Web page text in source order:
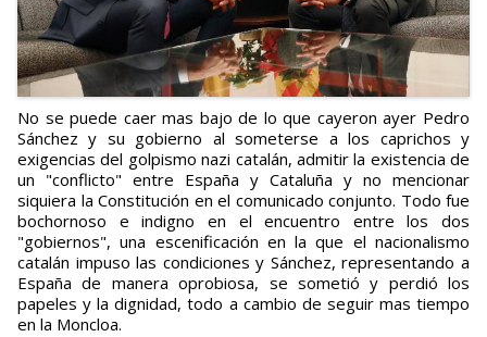
No se puede caer mas bajo de lo que cayeron ayer Pedro
Sánchez y su gobierno al someterse a los caprichos y
exigencias del golpismo nazi catalán, admitir la existencia de
un "conflicto" entre España y Cataluña y no mencionar
siquiera la Constitución en el comunicado conjunto. Todo fue
bochornoso e indigno en el encuentro entre los dos
"gobiernos", una escenificación en la que el nacionalismo
catalán impuso las condiciones y Sánchez, representando a
España de manera oprobiosa, se sometió y perdió los
papeles y la dignidad, todo a cambio de seguir mas tiempo
en la Moncloa.